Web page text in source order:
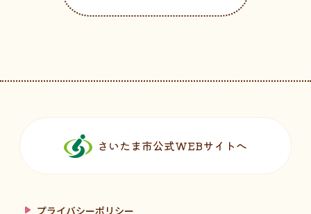
さいたま市公式WEBサイトへ
プライバシーポリシー